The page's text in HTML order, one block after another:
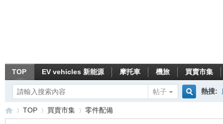
TOP EV vehicles 新能源 摩托車 機旅 買賣市集
帖子
熱搜:
TOP 買賣市集 零件配備